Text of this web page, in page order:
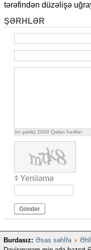
tərəfindən düzəlişə
ŞƏRHLƏR
ön şəkilçi 2000 Qalan həriflər
Yeniləmə
Göndər
Burdasız: Əsas səhİfə